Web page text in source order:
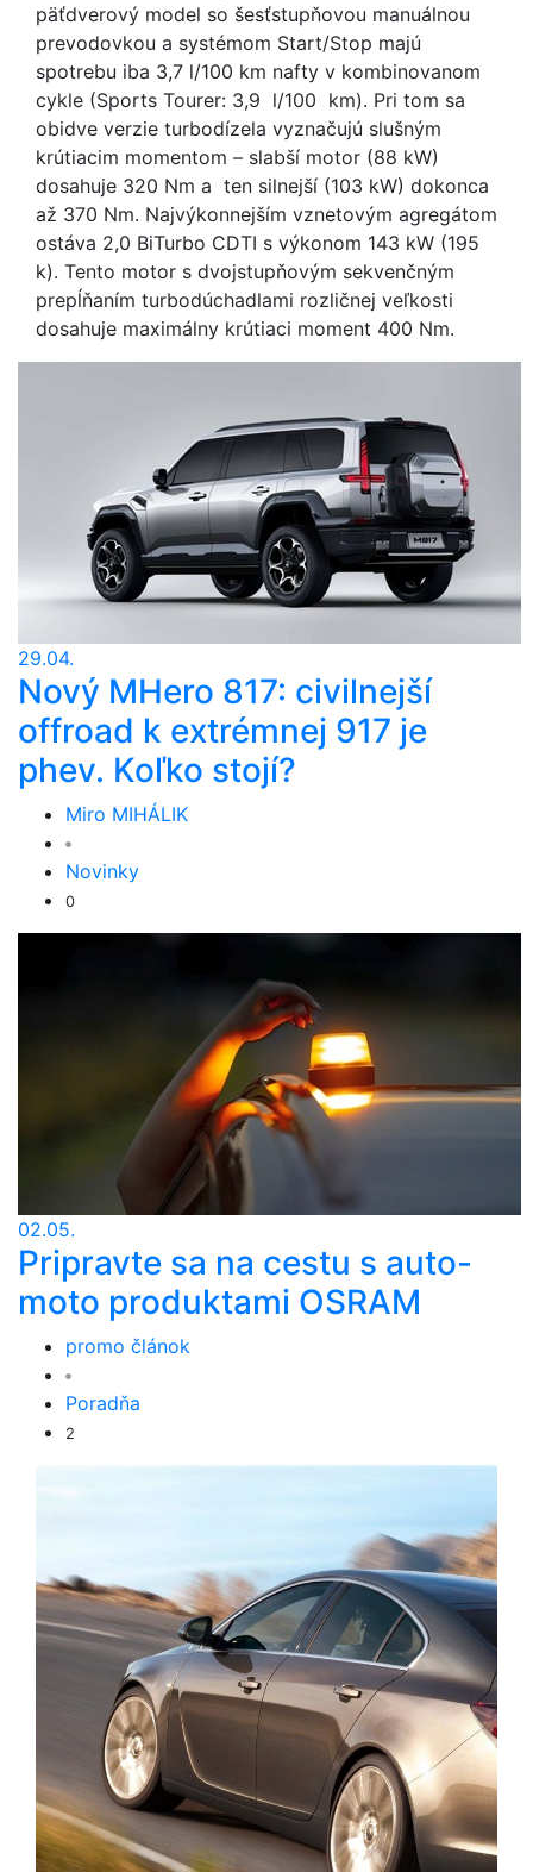
päťdverový model so šesťstupňovou manuálnou
prevodovkou a systémom Start/Stop majú
spotrebu iba 3,7 l/100 km nafty v kombinovanom
cykle (Sports Tourer: 3,9 l/100 km). Pri tom sa
obidve verzie turbodízela vyznačujú slušným
krútiacim momentom – slabší motor (88 kW)
dosahuje 320 Nm a ten silnejší (103 kW) dokonca
až 370 Nm. Najvýkonnejším vznetovým agregátom
ostáva 2,0 BiTurbo CDTI s výkonom 143 kW (195
k). Tento motor s dvojstupňovým sekvenčným
prepĺňaním turbodúchadlami rozličnej veľkosti
dosahuje maximálny krútiaci moment 400 Nm.
29.04.
Nový MHero 817: civilnejší
offroad k extrémnej 917 je
phev. Koľko stojí?
Miro MIHÁLIK
Novinky
0
02.05.
Pripravte sa na cestu s auto-
moto produktami OSRAM
promo článok
Poradňa
2